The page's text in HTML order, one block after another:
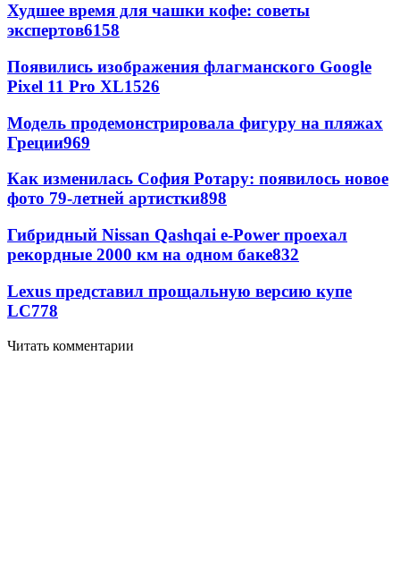
Худшее время для чашки кофе: советы
экспертов6158
Появились изображения флагманского Google
Pixel 11 Pro XL1526
Модель продемонстрировала фигуру на пляжах
Греции969
Как изменилась София Ротару: появилось новое
фото 79-летней артистки898
Гибридный Nissan Qashqai e-Power проехал
рекордные 2000 км на одном баке832
Lexus представил прощальную версию купе
LC778
Читать комментарии